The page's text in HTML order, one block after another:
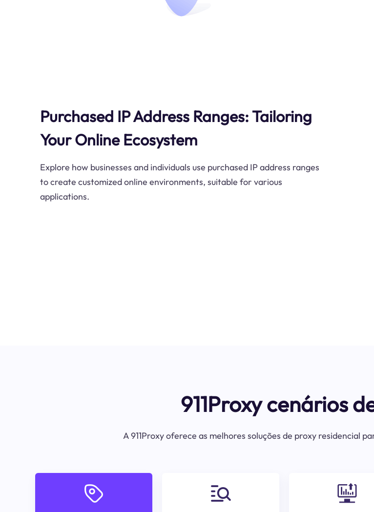
Purchased IP Address Ranges: Tailoring
Your Online Ecosystem
Explore how businesses and individuals use purchased IP address ranges
to create customized online environments, suitable for various
applications.
911Proxy cenários
A 911Proxy oferece as melhores soluções de proxy residencial